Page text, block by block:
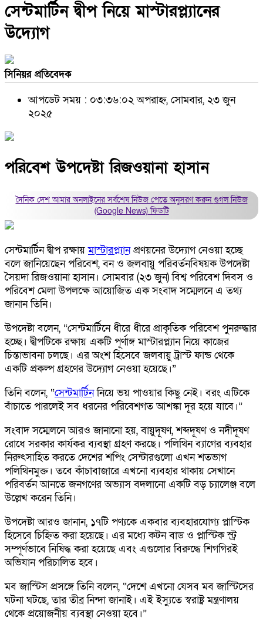
সেন্টমার্টিন দ্বীপ নিয়ে মাস্টারপ্ল্যানের
উদ্যোগ
সিনিয়র প্রতিবেদক
আপডেট সময় : ০৩:৩৬:০২ অপরাহ্ন, সোমবার, ২৩ জুন
২০২৫
পরিবেশ উপদেষ্টা রিজওয়ানা হাসান
দৈনিক দেশ আমার অনলাইনের সর্বশেষ নিউজ পেতে অনুসরণ করুনগুগল নিউজ
(Google News)ফিডটি
সেন্টমার্টিন দ্বীপ রক্ষায়মাস্টারপ্ল্যানপ্রণয়নের উদ্যোগ নেওয়া হচ্ছে
বলে জানিয়েছেন পরিবেশ, বন ও জলবায়ু পরিবর্তনবিষয়ক উপদেষ্টা
সৈয়দা রিজওয়ানা হাসান। সোমবার (২৩ জুন) বিশ্ব পরিবেশ দিবস ও
পরিবেশ মেলা উপলক্ষে আয়োজিত এক সংবাদ সম্মেলনে এ তথ্য
জানান তিনি।
উপদেষ্টা বলেন, “সেন্টমার্টিনে ধীরে ধীরে প্রাকৃতিক পরিবেশ পুনরুদ্ধার
হচ্ছে। দ্বীপটিকে রক্ষায় একটি পূর্ণাঙ্গ মাস্টারপ্ল্যান নিয়ে কাজের
চিন্তাভাবনা চলছে। এর অংশ হিসেবে জলবায়ু ট্রাস্ট ফান্ড থেকে
একটি প্রকল্প গ্রহণের উদ্যোগ নেওয়া হয়েছে।”
তিনি বলেন, “সেন্টমার্টিননিয়ে ভয় পাওয়ার কিছু নেই। বরং এটিকে
বাঁচাতে পারলেই সব ধরনের পরিবেশগত আশঙ্কা দূর হয়ে যাবে।”
সংবাদ সম্মেলনে আরও জানানো হয়, বায়ুদূষণ, শব্দদূষণ ও নদীদূষণ
রোধে সরকার কার্যকর ব্যবস্থা গ্রহণ করছে। পলিথিন ব্যাগের ব্যবহার
নিরুৎসাহিত করতে দেশের শপিং সেন্টারগুলো এখন শতভাগ
পলিথিনমুক্ত। তবে কাঁচাবাজারে এখনো ব্যবহার থাকায় সেখানে
পরিবর্তন আনতে জনগণের অভ্যাস বদলানো একটি বড় চ্যালেঞ্জ বলে
উল্লেখ করেন তিনি।
উপদেষ্টা আরও জানান, ১৭টি পণ্যকে একবার ব্যবহারযোগ্য প্লাস্টিক
হিসেবে চিহ্নিত করা হয়েছে। এর মধ্যে কটন বাড ও প্লাস্টিক স্ট্র
সম্পূর্ণভাবে নিষিদ্ধ করা হয়েছে এবং এগুলোর বিরুদ্ধে শিগগিরই
অভিযান পরিচালিত হবে।
মব জাস্টিস প্রসঙ্গে তিনি বলেন, “দেশে এখনো যেসব মব জাস্টিসের
ঘটনা ঘটছে, তার তীব্র নিন্দা জানাই। এই ইস্যুতে স্বরাষ্ট্র মন্ত্রণালয়
থেকে প্রয়োজনীয় ব্যবস্থা নেওয়া হবে।”